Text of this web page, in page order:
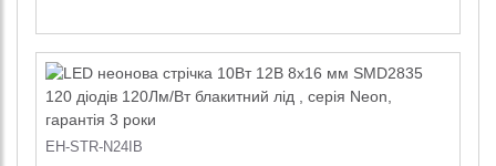
EH-STR-N24IB